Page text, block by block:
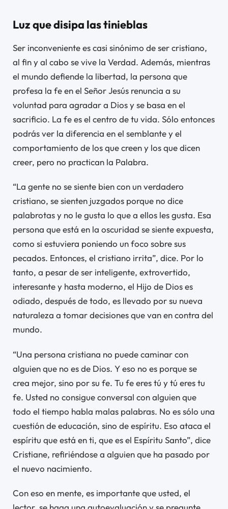
Luz que disipa las tinieblas
Ser inconveniente es casi sinónimo de ser cristiano,
al fin y al cabo se vive la Verdad. Además, mientras
el mundo defiende la libertad, la persona que
profesa la fe en el Señor Jesús renuncia a su
voluntad para agradar a Dios y se basa en el
sacrificio. La fe es el centro de tu vida. Sólo entonces
podrás ver la diferencia en el semblante y el
comportamiento de los que creen y los que dicen
creer, pero no practican la Palabra.
“La gente no se siente bien con un verdadero
cristiano, se sienten juzgados porque no dice
palabrotas y no le gusta lo que a ellos les gusta. Esa
persona que está en la oscuridad se siente expuesta,
como si estuviera poniendo un foco sobre sus
pecados. Entonces, el cristiano irrita”, dice. Por lo
tanto, a pesar de ser inteligente, extrovertido,
interesante y hasta moderno, el Hijo de Dios es
odiado, después de todo, es llevado por su nueva
naturaleza a tomar decisiones que van en contra del
mundo.
“Una persona cristiana no puede caminar con
alguien que no es de Dios. Y eso no es porque se
crea mejor, sino por su fe. Tu fe eres tú y tú eres tu
fe. Usted no consigue conversal con alguien que
todo el tiempo habla malas palabras. No es sólo una
cuestión de educación, sino de espíritu. Eso ataca el
espíritu que está en ti, que es el Espíritu Santo”, dice
Cristiane, refiriéndose a alguien que ha pasado por
el nuevo nacimiento.
Con eso en mente, es importante que usted, el